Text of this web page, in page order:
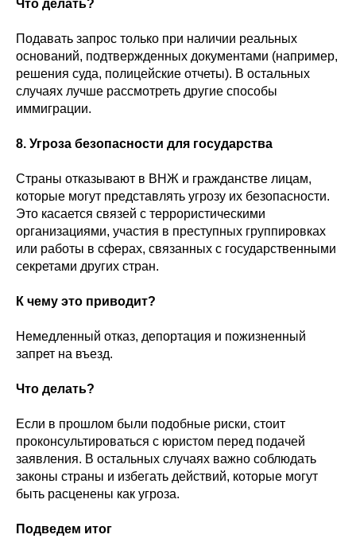
Что делать?
Подавать запрос только при наличии реальных
оснований, подтвержденных документами (например,
решения суда, полицейские отчеты). В остальных
случаях лучше рассмотреть другие способы
иммиграции.
8. Угроза безопасности для государства
Страны отказывают в ВНЖ и гражданстве лицам,
которые могут представлять угрозу их безопасности.
Это касается связей с террористическими
организациями, участия в преступных группировках
или работы в сферах, связанных с государственными
секретами других стран.
К чему это приводит?
Немедленный отказ, депортация и пожизненный
запрет на въезд.
Что делать?
Если в прошлом были подобные риски, стоит
проконсультироваться с юристом перед подачей
заявления. В остальных случаях важно соблюдать
законы страны и избегать действий, которые могут
быть расценены как угроза.
Подведем итог